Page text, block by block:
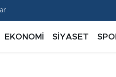
EKONOMİ SİYASET